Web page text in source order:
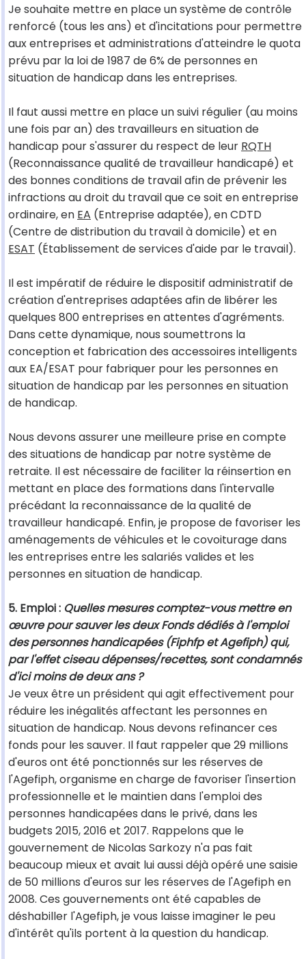
Je souhaite mettre en place un système de contrôle
renforcé (tous les ans) et d'incitations pour permettre
aux entreprises et administrations d'atteindre le quota
prévu par la loi de 1987 de 6% de personnes en
situation de handicap dans les entreprises.
Il faut aussi mettre en place un suivi régulier (au moins
une fois par an) des travailleurs en situation de
handicap pour s'assurer du respect de leur RQTH
(Reconnaissance qualité de travailleur handicapé) et
des bonnes conditions de travail afin de prévenir les
infractions au droit du travail que ce soit en entreprise
ordinaire, en EA (Entreprise adaptée), en CDTD
(Centre de distribution du travail à domicile) et en
ESAT (Établissement de services d'aide par le travail).
Il est impératif de réduire le dispositif administratif de
création d'entreprises adaptées afin de libérer les
quelques 800 entreprises en attentes d'agréments.
Dans cette dynamique, nous soumettrons la
conception et fabrication des accessoires intelligents
aux EA/ESAT pour fabriquer pour les personnes en
situation de handicap par les personnes en situation
de handicap.
Nous devons assurer une meilleure prise en compte
des situations de handicap par notre système de
retraite. Il est nécessaire de faciliter la réinsertion en
mettant en place des formations dans l'intervalle
précédant la reconnaissance de la qualité de
travailleur handicapé. Enfin, je propose de favoriser les
aménagements de véhicules et le covoiturage dans
les entreprises entre les salariés valides et les
personnes en situation de handicap.
5. Emploi : Quelles mesures comptez-vous mettre en
œuvre pour sauver les deux Fonds dédiés à l'emploi
des personnes handicapées (Fiphfp et Agefiph) qui,
par l'effet ciseau dépenses/recettes, sont condamnés
d'ici moins de deux ans ?
Je veux être un président qui agit effectivement pour
réduire les inégalités affectant les personnes en
situation de handicap. Nous devons refinancer ces
fonds pour les sauver. Il faut rappeler que 29 millions
d'euros ont été ponctionnés sur les réserves de
l'Agefiph, organisme en charge de favoriser l'insertion
professionnelle et le maintien dans l'emploi des
personnes handicapées dans le privé, dans les
budgets 2015, 2016 et 2017. Rappelons que le
gouvernement de Nicolas Sarkozy n'a pas fait
beaucoup mieux et avait lui aussi déjà opéré une saisie
de 50 millions d'euros sur les réserves de l'Agefiph en
2008. Ces gouvernements ont été capables de
déshabiller l'Agefiph, je vous laisse imaginer le peu
d'intérêt qu'ils portent à la question du handicap.